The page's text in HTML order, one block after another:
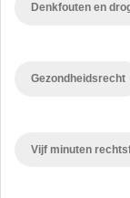
Denkfouten en
Gezondheidsrecht
Vijf minuten